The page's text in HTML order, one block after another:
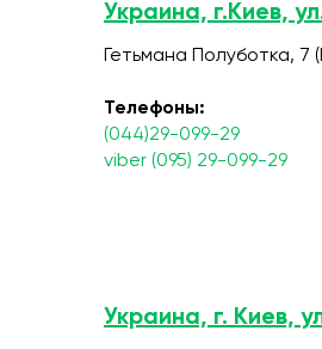
Украина, г.Киев,
Гетьмана Полуботка, 7
Телефоны:
(044)29-099-29
viber (095) 29-099-29
Украина, г. Киев,